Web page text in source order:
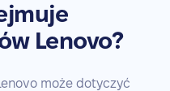
Lenovo?
może dotyczyć